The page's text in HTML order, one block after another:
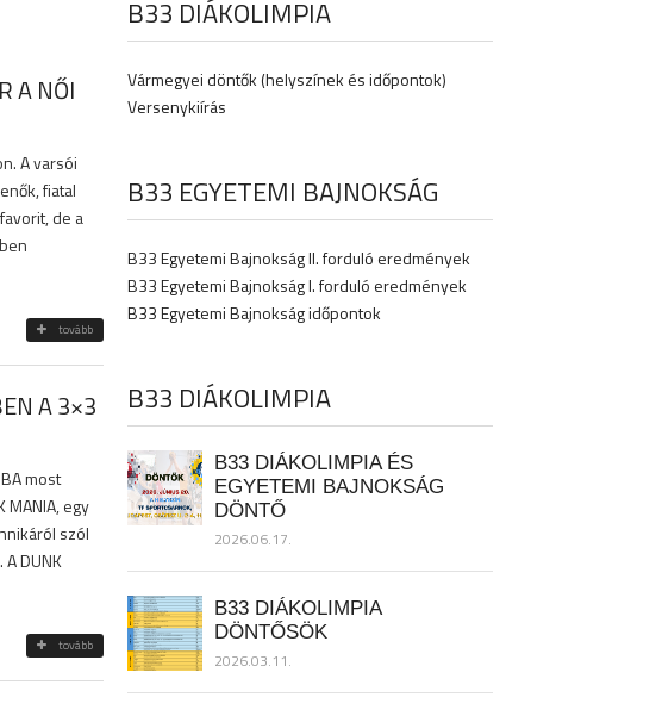
A NŐI
A varsói
fiatal
de a
tovább
A 3×3
most
egy
szól
DUNK
tovább
B33 DIÁKOLIMPIA
Vármegyei döntők (helyszínek és időpontok)
Versenykiírás
B33 EGYETEMI BAJNOKSÁG
B33 Egyetemi Bajnokság II. forduló eredmények
B33 Egyetemi Bajnokság I. forduló eredmények
B33 Egyetemi Bajnokság időpontok
B33 DIÁKOLIMPIA
B33 DIÁKOLIMPIA ÉS
EGYETEMI BAJNOKSÁG
DÖNTŐ
2026.06.17.
B33 DIÁKOLIMPIA
DÖNTŐSÖK
2026.03.11.